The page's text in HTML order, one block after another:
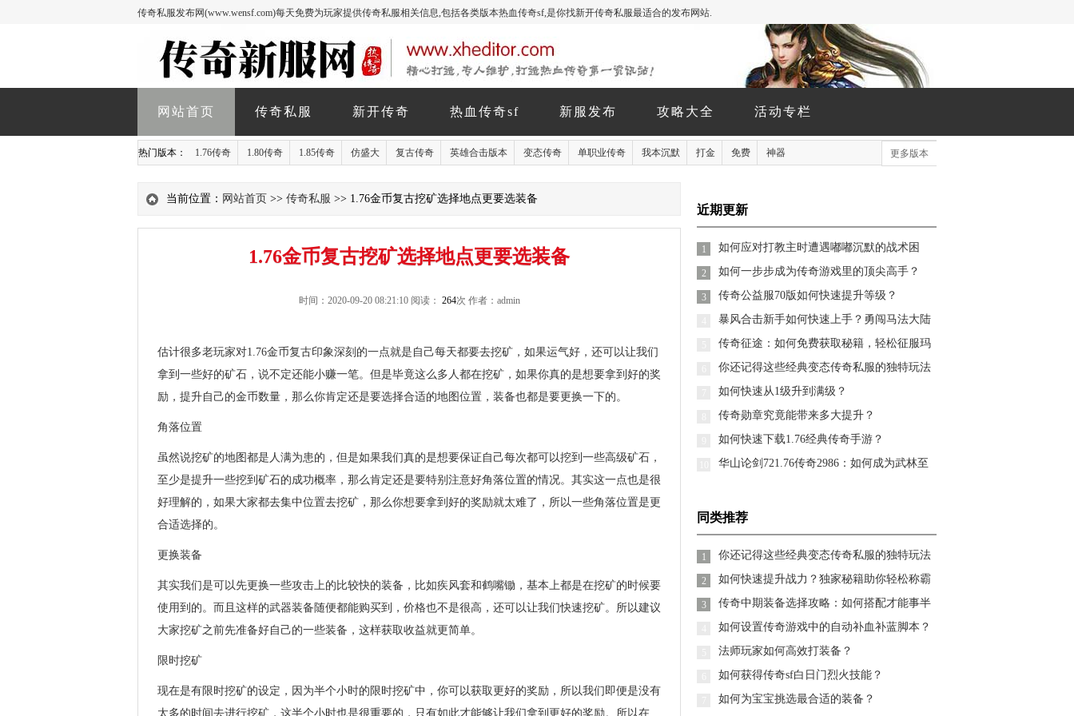
传奇私服发布网(www.wensf.com)每天免费为玩家提供传奇私服相关信息,包括各类版本热血传奇sf,是你找新开传奇私服最适合的发布网站.
网站首页 传奇私服 新开传奇 热血传奇sf 新服发布 攻略大全 活动专栏
热门版本： 1.76传奇 1.80传奇 1.85传奇 仿盛大 复古传奇 英雄合击版本 变态传奇 单职业传奇 我本沉默 打金 免费 神器 更多版本
当前位置： 网站首页 >> 传奇私服 >> 1.76金币复古挖矿选择地点更要选装备
1.76金币复古挖矿选择地点更要选装备
时间：2020-09-20 08:21:10 阅读： 264次 作者：admin
估计很多老玩家对1.76金币复古印象深刻的一点就是自己每天都要去挖矿，如果运气好，还可以让我们
拿到一些好的矿石，说不定还能小赚一笔。但是毕竟这么多人都在挖矿，如果你真的是想要拿到好的奖
励，提升自己的金币数量，那么你肯定还是要选择合适的地图位置，装备也都是要更换一下的。
角落位置
虽然说挖矿的地图都是人满为患的，但是如果我们真的是想要保证自己每次都可以挖到一些高级矿石，
至少是提升一些挖到矿石的成功概率，那么肯定还是要特别注意好角落位置的情况。其实这一点也是很
好理解的，如果大家都去集中位置去挖矿，那么你想要拿到好的奖励就太难了，所以一些角落位置是更
合适选择的。
更换装备
其实我们是可以先更换一些攻击上的比较快的装备，比如疾风套和鹤嘴锄，基本上都是在挖矿的时候要
使用到的。而且这样的武器装备随便都能购买到，价格也不是很高，还可以让我们快速挖矿。所以建议
大家挖矿之前先准备好自己的一些装备，这样获取收益就更简单。
限时挖矿
现在是有限时挖矿的设定，因为半个小时的限时挖矿中，你可以获取更好的奖励，所以我们即便是没有
太多的时间去进行挖矿，这半个小时也是很重要的，只有如此才能够让我们拿到更好的奖励。所以在
近期更新
1
如何应对打教主时遭遇嘟嘟沉默的战术困
境？
2 如何一步步成为传奇游戏里的顶尖高手？
3 传奇公益服70版如何快速提升等级？
暴风合击新手如何快速上手？勇闯马法大陆
必备技巧有哪些？
传奇征途：如何免费获取秘籍，轻松征服玛
法大陆？
你还记得这些经典变态传奇私服的独特玩法
吗？
如何快速从1级升到满级？
传奇勋章究竟能带来多大提升？
如何快速下载1.76经典传奇手游？
华山论剑721.76传奇2986：如何成为武林至
同类推荐
1
你还记得这些经典变态传奇私服的独特玩法
吗？
2
如何快速提升战力？独家秘籍助你轻松称霸
沙巴克
3
传奇中期装备选择攻略：如何搭配才能事半
功倍？
如何设置传奇游戏中的自动补血补蓝脚本？
法师玩家如何高效打装备？
如何获得传奇sf白日门烈火技能？
如何为宝宝挑选最合适的装备？